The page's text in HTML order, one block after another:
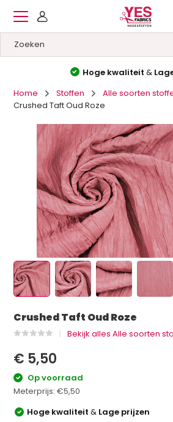
Hoge kwaliteit &
Home
Stoffen
Alle soorten
Crushed Taft Oud Roze
Crushed Taft Oud Roze
Bekijk alles Alle soorten
€ 5,50
Op voorraad
Meterprijs:€5,50
Hoge kwaliteit& Lage prijzen